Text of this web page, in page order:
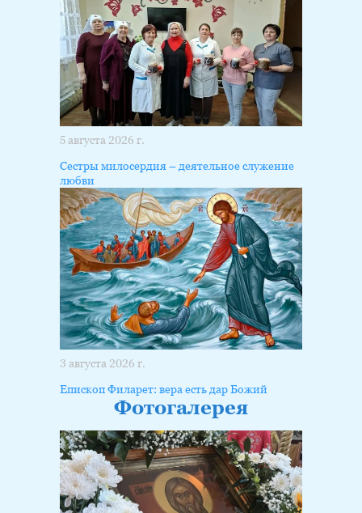
5 августа 2026 г.
Сестры милосердия – деятельное служение
любви
3 августа 2026 г.
Епископ Филарет: вера есть дар Божий
Фотогалерея